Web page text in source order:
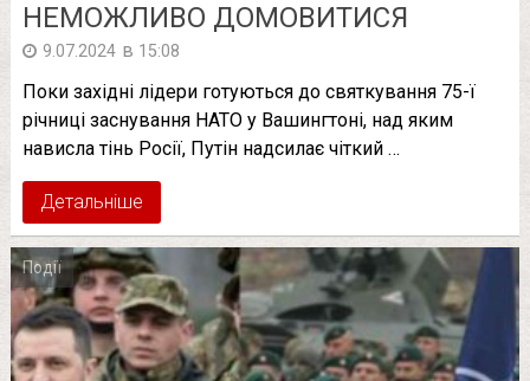
НЕМОЖЛИВО ДОМОВИТИСЯ
9.07.2024 в 15:08
Поки західні лідери готуються до святкування 75-ї
річниці заснування НАТО у Вашингтоні, над яким
нависла тінь Росії, Путін надсилає чіткий …
Детальніше
Події